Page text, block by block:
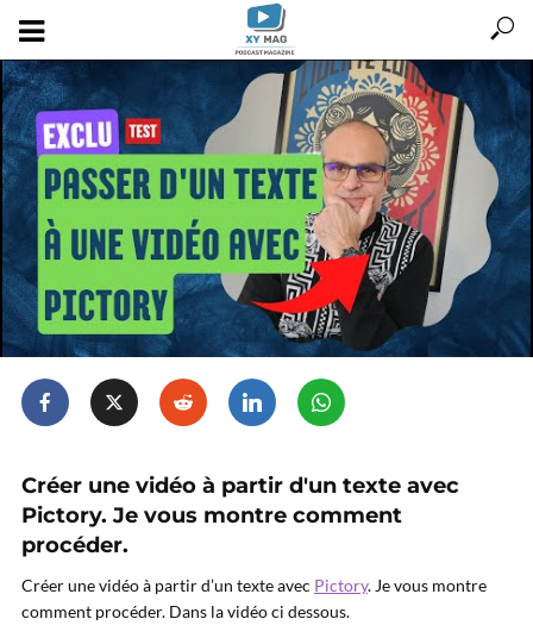
Vidéo crée avec Pictory
Créer une vidéo à partir d'un texte avec
Pictory. Je vous montre comment
procéder.
Créer une vidéo à partir d’un texte avec Pictory. Je vous montre
comment procéder. Dans la vidéo ci dessous.